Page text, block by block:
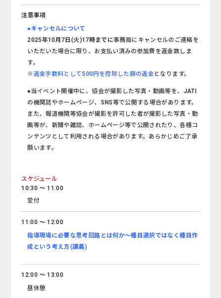
注意事項
●キャンセルについて
2025年10月7日(火)17時までに事務局にキャンセルのご連絡を
いただいた場合に限り、お支払い済みの参加費を返金致しま
す。
※返金手数料として500円を控除した額の返金 となります。
●当イベント開催中に、協会が撮影した写真・動画等を、JATI
の機関誌やホームページ、SNS等で公開する場合があります。
また、報道機関等協会が撮影を許可した者が撮影した写真・動
画等が、新聞や雑誌、ホームページ等で公開されたり、各種コ
ンテンツとして利用される場合があります。あらかじめご了承
願います。
スケジュール
10:30 ～ 11:00
受付
11:00 ～ 12:00
指導現場に必要な思考回路とは何か～種目選択ではなく種目作
成という考え方(講義)
12:00 ～ 13:00
昼休憩